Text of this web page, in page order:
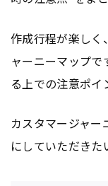
作成行程が楽しく
ャーニーマップ
る上での注意ポイ
カスタマージャ
にしていただきた